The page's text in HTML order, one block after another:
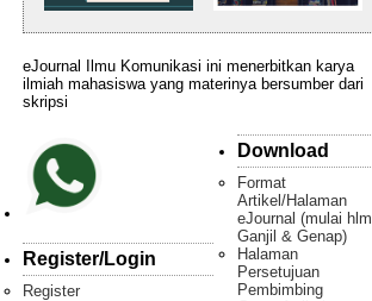
eJournal Ilmu Komunikasi ini menerbitkan karya
ilmiah mahasiswa yang materinya bersumber dari
skripsi
Register/Login
Register
Download
Format
Artikel/Halaman
eJournal (mulai hlm
Ganjil & Genap)
Halaman
Persetujuan
Pembimbing